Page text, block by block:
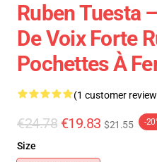
Ruben Tuesta
De Voix Forte
Pochettes À
(1 customer
€24.78 €19.83 $21.55 -
Size